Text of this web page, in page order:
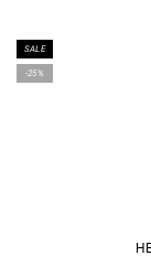
SALE
-25%